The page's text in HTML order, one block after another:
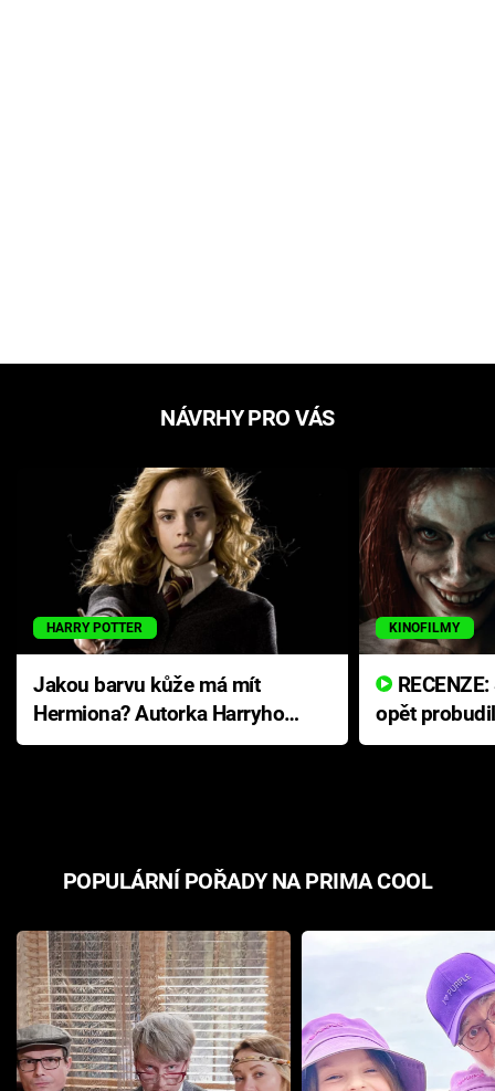
NÁVRHY PRO VÁS
HARRY POTTER
Jakou barvu kůže má mít
Hermiona? Autorka Harryho
Pottera přišla s ráznou
KINOFILMY
opět
přichází s
POPULÁRNÍ POŘADY NA PRIMA COOL